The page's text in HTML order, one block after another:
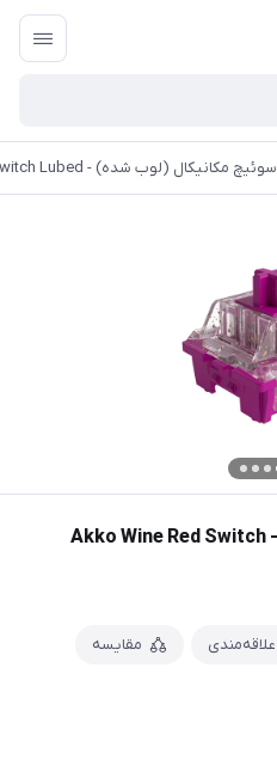
سوئیچ مکانیکال (لوب شده) - Akko Wine Red Switch Lubed
سوئیچ مکانیکال (لوب شده) - Akko Wine Red Switch
علاقه‌مندی مقایسه